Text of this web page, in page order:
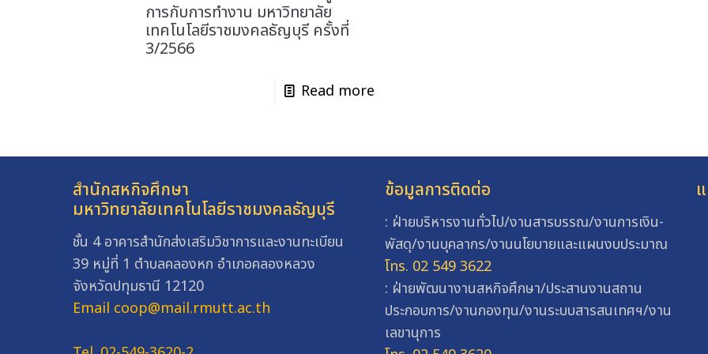
การกับการทำงาน มหาวิทยาลัย
เทคโนโลยีราชมงคลธัญบุรี ครั้งที่
3/2566
Read more
สำนักสหกิจศึกษา
มหาวิทยาลัยเทคโนโลยีราชมงคลธัญบุรี
ชั้น 4 อาคารสำนักส่งเสริมวิชาการและงานทะเบียน
39 หมู่ที่ 1 ตำบลคลองหก อำเภอคลองหลวง
จังหวัดปทุมธานี 12120
Email coop@mail.rmutt.ac.th
ข้อมูลการติดต่อ
: ฝ่ายบริหารงานทั่วไป/งานสารบรรณ/งานการเงิน-
พัสดุ/งานบุคลากร/งานนโยบายและแผนงบประมาณ
โทร. 02 549 3622
: ฝ่ายพัฒนางานสหกิจศึกษา/ประสานงานสถาน
ประกอบการ/งานกองทุน/งานระบบสารสนเทศฯ/งาน
เลขานุการ